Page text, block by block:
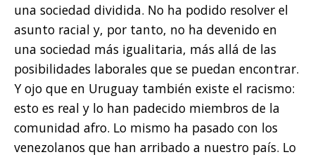
una sociedad dividida. No ha podido resolver el
asunto racial y, por tanto, no ha devenido en
una sociedad más igualitaria, más allá de las
posibilidades laborales que se puedan encontrar.
Y ojo que en Uruguay también existe el racismo:
esto es real y lo han padecido miembros de la
comunidad afro. Lo mismo ha pasado con los
venezolanos que han arribado a nuestro país. Lo